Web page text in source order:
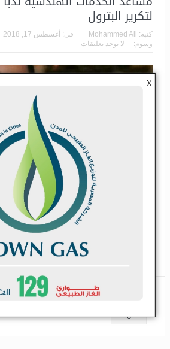
لتكرير البترول
كتبه: Mohammed Ali فى: أغسطس 17, 2018
وسوم:
لا يوجد تعليقات
وليد البهنساوي اصدر المهندس طارق الملا وزير
الخدمات الهندسية ندبا بشركة العامرية لتكرير
0
تغريدة مشاركة
X